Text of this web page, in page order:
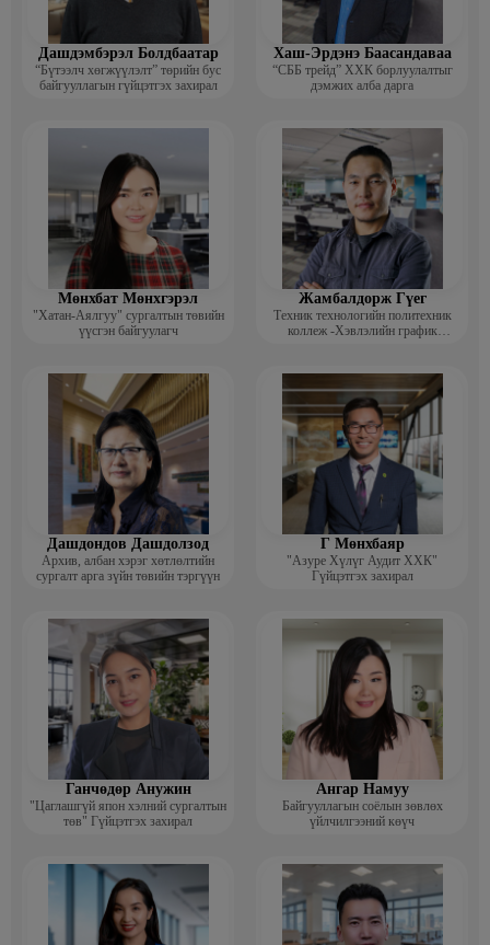
Дашдэмбэрэл Болдбаатар
“Бүтээлч хөгжүүлэлт” төрийн бус
байгууллагын гүйцэтгэх захирал
Хаш-Эрдэнэ Баасандаваа
“СББ трейд” ХХК борлуулалтыг
дэмжих алба дарга
Мөнхбат Мөнхгэрэл
"Хатан-Аялгуу" сургалтын төвийн
үүсгэн байгуулагч
Жамбалдорж Гүег
Техник технологийн политехник
коллеж -Хэвлэлийн график
Дашдондов Дашдолзод
Архив, албан хэрэг хөтлөлтийн
сургалт арга зүйн төвийн тэргүүн
Г Мөнхбаяр
"Азуре Хүлүг Аудит ХХК"
Гүйцэтгэх захирал
Ганчөдөр Анужин
"Цаглашгүй япон хэлний сургалтын
төв" Гүйцэтгэх захирал
Ангар Намуу
Байгууллагын соёлын зөвлөх
үйлчилгээний көүч